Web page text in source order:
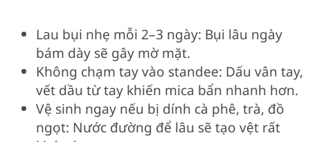
Lau bụi nhẹ mỗi 2–3 ngày: Bụi lâu ngày
bám dày sẽ gây mờ mặt.
Không chạm tay vào standee: Dấu vân tay,
vết dầu từ tay khiến mica bẩn nhanh hơn.
Vệ sinh ngay nếu bị dính cà phê, trà, đồ
ngọt: Nước đường để lâu sẽ tạo vệt rất